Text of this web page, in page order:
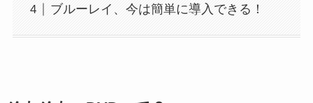
ブルーレイ、今は簡単に導入できる！